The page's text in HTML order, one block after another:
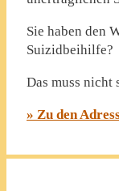
Sie haben den
Suizidbeihilfe?
Das muss nicht
» Zu den